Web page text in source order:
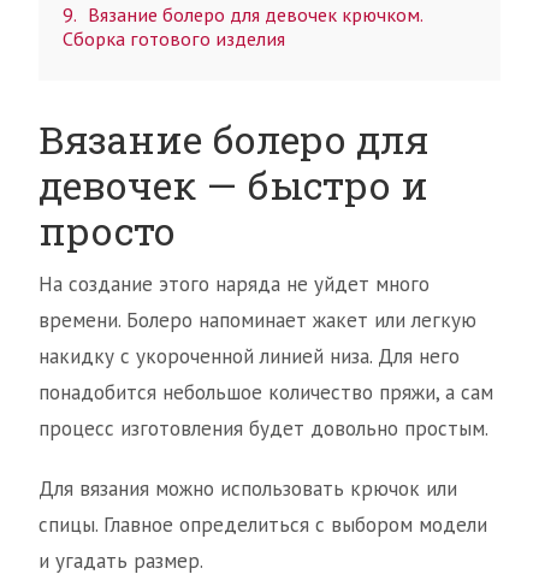
9
Вязание болеро для девочек крючком.
Сборка готового изделия
Вязание болеро для
девочек — быстро и
просто
На создание этого наряда не уйдет много
времени. Болеро напоминает жакет или легкую
накидку с укороченной линией низа. Для него
понадобится небольшое количество пряжи, а сам
процесс изготовления будет довольно простым.
Для вязания можно использовать крючок или
спицы. Главное определиться с выбором модели
и угадать размер.